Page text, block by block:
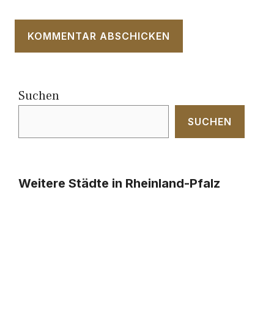
Suchen
SUCHEN
Weitere Städte in Rheinland-Pfalz